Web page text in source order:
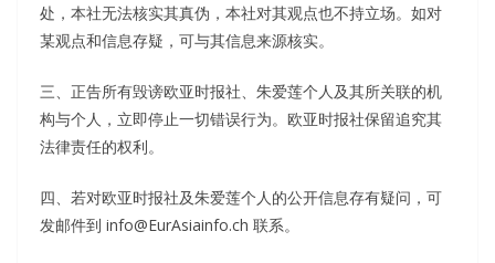
处，本社无法核实其真伪，本社对其观点也不持立场。如对
某观点和信息存疑，可与其信息来源核实。
三、正告所有毁谤欧亚时报社、朱爱莲个人及其所关联的机
构与个人，立即停止一切错误行为。欧亚时报社保留追究其
法律责任的权利。
四、若对欧亚时报社及朱爱莲个人的公开信息存有疑问，可
发邮件到 info@EurAsiainfo.ch 联系。